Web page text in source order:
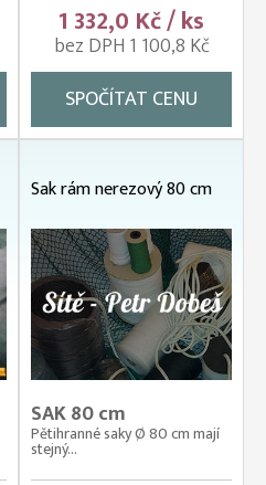
1 332,0 Kč / ks
bez DPH 1 100,8 Kč
SPOČÍTAT CENU
Sak rám nerezový 80 cm
SAK 80 cm
Pětihranné saky Ø 80 cm mají
stejný...